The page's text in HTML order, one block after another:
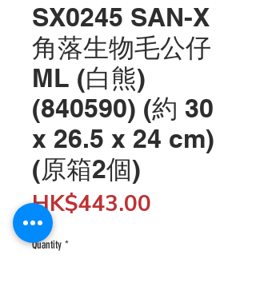
SX0245 SAN-X
角落生物毛公仔
ML (白熊)
(840590) (約 30
x 26.5 x 24 cm)
(原箱2個)
HK$443.00
Quantity *